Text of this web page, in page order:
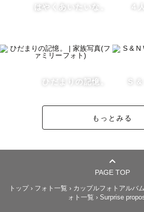
七五三の撮影では、機嫌良く着物を着
イヤ期や人見知りで上手く写ってくれ
なにより"今ありのまま"のお子さまの
とても大切なことだと考えています。
泣いている姿もいじけている姿も、写
はやくあいたいな。 ４
ひだまりの記憶。 S
もっとみる
PAGE TOP
トップ› フォト一覧 › カップルフォトアルバム
ォト一覧 › Surprise